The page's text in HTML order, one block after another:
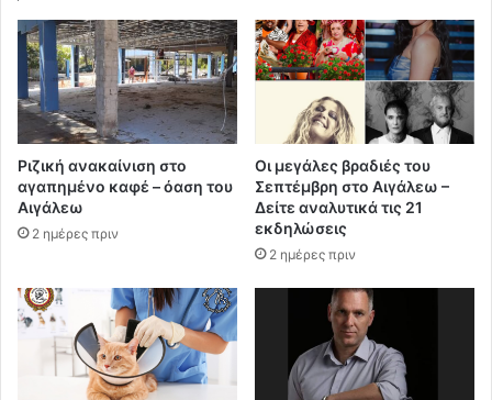
Ριζική ανακαίνιση στο
αγαπημένο καφέ – όαση του
Αιγάλεω
2 ημέρες πριν
Οι μεγάλες βραδιές του
Σεπτέμβρη στο Αιγάλεω –
Δείτε αναλυτικά τις 21
εκδηλώσεις
2 ημέρες πριν